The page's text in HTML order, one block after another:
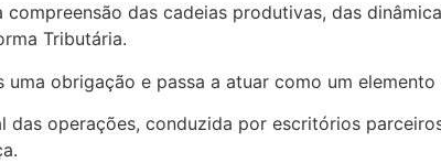
das cadeias produtivas, das
Tributária.
obrigação e passa a atuar como um
das operações, conduzida por escritórios